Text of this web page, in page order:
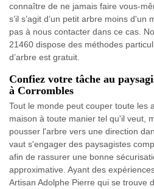
connaître de ne jamais faire vous-
s’il s’agit d’un petit arbre moins d'un
pas à nous contacter dans ce cas.
21460 dispose des méthodes
d’arbre est gratuit.
Confiez votre tâche au
à Corrombles
Tout le monde peut couper toute les
maison à toute manier tel qu'il veut,
pousser l'arbre vers une direction
vaut s'engager des paysagistes
afin de rassurer une bonne
approximative. Ayant des
Artisan Adolphe Pierre qui se trouve